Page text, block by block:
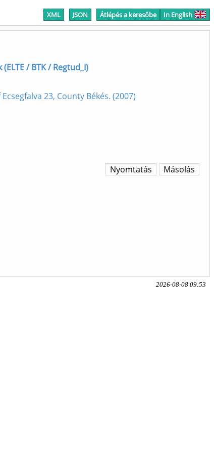
XML JSON Átlépés a keresőbe In English
/ BTK / Regtud_I)
23, County Békés. (2007)
Másolás
Nyomtatás
2026-08-08 09:53